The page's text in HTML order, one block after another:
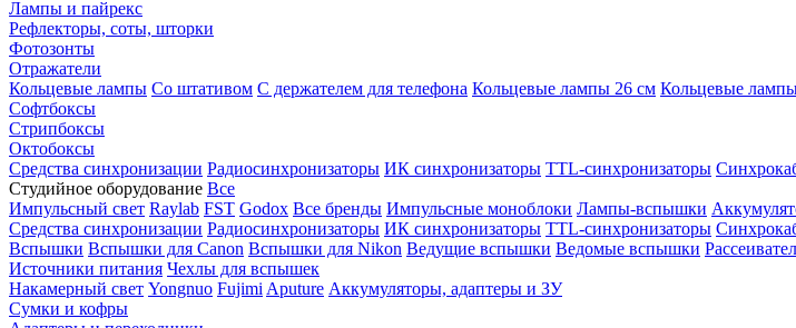
Лампы и пайрекс
Рефлекторы, соты, шторки
Фотозонты
Отражатели
Кольцевые лампы Со штативом С держателем для телефона Кольцевые лампы 26 см Кольцевые
Софтбоксы
Стрипбоксы
Октобоксы
Средства синхронизации Радиосинхронизаторы ИК синхронизаторы TTL-синхронизаторы
Студийное оборудование Все
Импульсный свет Raylab FST Godox Все бренды Импульсные моноблоки Лампы-вспышки
Средства синхронизации Радиосинхронизаторы ИК синхронизаторы TTL-синхронизаторы
Вспышки Вспышки для Canon Вспышки для Nikon Ведущие вспышки Ведомые вспышки
Источники питания Чехлы для вспышек
Накамерный свет Yongnuo Fujimi Aputure Аккумуляторы, адаптеры и ЗУ
Сумки и кофры